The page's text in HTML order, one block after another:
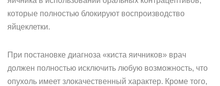
которые полностью блокируют воспроизводство
яйцеклетки.
При постановке диагноза «киста яичников» врач
должен полностью исключить любую возможность, что
опухоль имеет злокачественный характер. Кроме того,